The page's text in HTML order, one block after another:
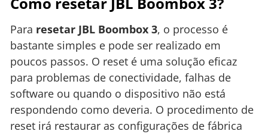
Para resetar JBL Boombox 3, o processo é
bastante simples e pode ser realizado em
poucos passos. O reset é uma solução eficaz
para problemas de conectividade, falhas de
software ou quando o dispositivo não está
respondendo como deveria. O procedimento de
reset irá restaurar as configurações de fábrica